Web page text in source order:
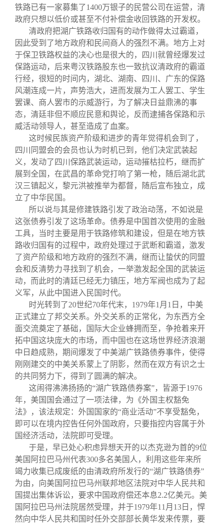
铁路已有一家募集了1400万银子的民营公司在运营，清
政府只想以低价或甚至不付补偿金收回铁路的开发权。
清政府把湖广铁路收归国有的动作做得太过霸道，
因此受到了地方政府和民间商人的强烈不满。地方上对
于保卫铁路权益的决心也是很大的，四川就曾经爆发过
保路运动，后来粤汉铁路股东也一致抗议清政府的霸道
行经，很短的时间内，湖北、湖南、四川、广东的保路
风潮连成一片，声势浩大，进而发展为工人罢工、学生
罢课、商人罢市的示威游行，为了解决日益鼎沸的事
态，清廷非但不顺应民意和舆论，反而逮捕各保路和示
威活动领导人，甚至造成了血案。
这时候民族资产阶级和进步的青年觉得机会到了，
四川同盟会的会员也认为时机已到，他们决定武装起
义，发动了四川保路武装运动，运动摧枯拉朽，继而扩
展到全国，在武昌的革命党打响了第一枪，随后湖北武
汉三镇起义，黎元洪被推举为都督，随后宣布独立，成
立了中华民国。
所以说与其是修建铁路引发了政治动荡，不如说是
这张债券引发了这场革命。债券是中国首次使用的金融
工具，当时主要是用于铁路修筑和建设，但是在地方铁
路收归国有的过程中，政府处理过于武断和霸道，激发
了资产阶级和地方政府的强烈不满，继而让蛰伏的同盟
会和反清势力寻找到了机会，一举激发起全国的武装运
动，而此时的清廷已经无力镇压，地方军阀也成为了起
义军，从此中国进入民国时代。
时光转到了20世纪70年代末，1979年1月1日，中美
正式建立了邦交关系。外交关系的正常化，为东西方全
面交流奠定了基础，国际大企业蜂拥而至，争抢着来开
拓中国这块庞大的市场，而中国也在这场世界经济浪潮
中日趋成熟，期间爆发了中美湖广铁路债券事件，使得
刚刚建交的中美关系蒙上了阴影，然而在双方有识之士
的共同努力下，得到了圆满的解决。
这闹得沸沸扬扬的“湖广铁路债券案”，皆源于1976
年，美国国会通过了一项法律，为《外国主权豁免
法》，该法规定：外国国家的“商业活动”不享受豁免，
即可以在境内控告任何外国政府，只要指控内容属于外
国经济活动，法院即可受理。
于是，早已处心积虑异想天开的以杰克逊为首的9位
美国阿拉巴马州代表300多名美国人，利用这些年来所
竭力收集已成废纸的由清政府所发行的“湖广铁路债券”
为由，向美国阿拉巴马州联邦地区法院对中华人民共和
国提出集体诉讼，要求中国政府偿还本息2.2亿美元。美
国阿拉巴马州法院居然受理，并于1979年11月13日，悍
然向中华人民共和国时任外交部部长黄华发来传票，要